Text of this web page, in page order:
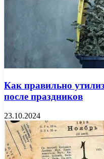
Как правильно
после праздников
23.10.2024